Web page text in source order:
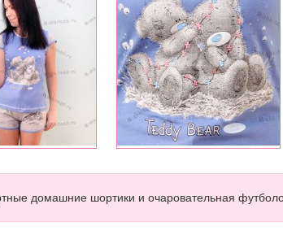
домашние шортики и очаровательная